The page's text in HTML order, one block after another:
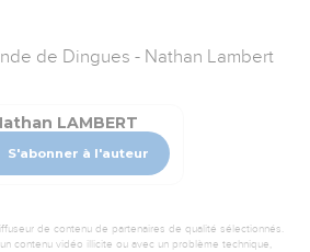
de Dingues - Nathan Lambert
LAMBERT
S'abonner à l'auteur
de contenu de partenaires de qualité sélectionnés.
contenu vidéo illicite ou avec un problème technique,